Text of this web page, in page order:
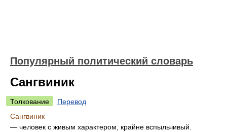
Популярный политический словарь
Сангвиник
Толкование
Перевод
Сангвиник
— человек с живым характером, крайне вспыльчивый.